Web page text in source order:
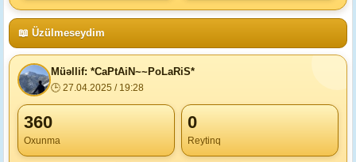
📖 Üzülmeseydim
Müəllif: *CaPtAiN~~PoLaRiS*
🕒 27.04.2025 / 19:28
360
Oxunma
0
Reytinq